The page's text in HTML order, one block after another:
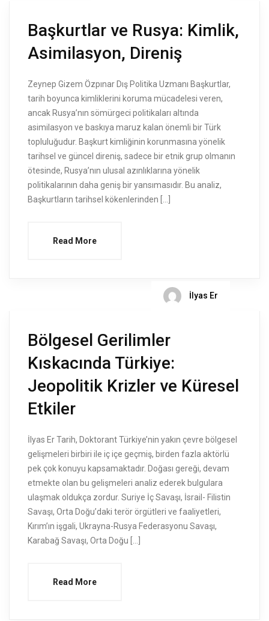
Başkurtlar ve Rusya: Kimlik,
Asimilasyon, Direniş
Zeynep Gizem Özpınar Dış Politika Uzmanı Başkurtlar,
tarih boyunca kimliklerini koruma mücadelesi veren,
ancak Rusya’nın sömürgeci politikaları altında
asimilasyon ve baskıya maruz kalan önemli bir Türk
topluluğudur. Başkurt kimliğinin korunmasına yönelik
tarihsel ve güncel direniş, sadece bir etnik grup olmanın
ötesinde, Rusya’nın ulusal azınlıklarına yönelik
politikalarının daha geniş bir yansımasıdır. Bu analiz,
Başkurtların tarihsel kökenlerinden […]
Read More
İlyas Er
Bölgesel Gerilimler
Kıskacında Türkiye:
Jeopolitik Krizler ve Küresel
Etkiler
İlyas Er Tarih, Doktorant Türkiye’nin yakın çevre bölgesel
gelişmeleri birbiri ile iç içe geçmiş, birden fazla aktörlü
pek çok konuyu kapsamaktadır. Doğası gereği, devam
etmekte olan bu gelişmeleri analiz ederek bulgulara
ulaşmak oldukça zordur. Suriye İç Savaşı, İsrail- Filistin
Savaşı, Orta Doğu’daki terör örgütleri ve faaliyetleri,
Kırım’ın işgali, Ukrayna-Rusya Federasyonu Savaşı,
Karabağ Savaşı, Orta Doğu […]
Read More